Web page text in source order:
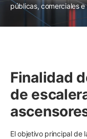
públicas, comerciales e
Finalidad
de
El objetivo principal de